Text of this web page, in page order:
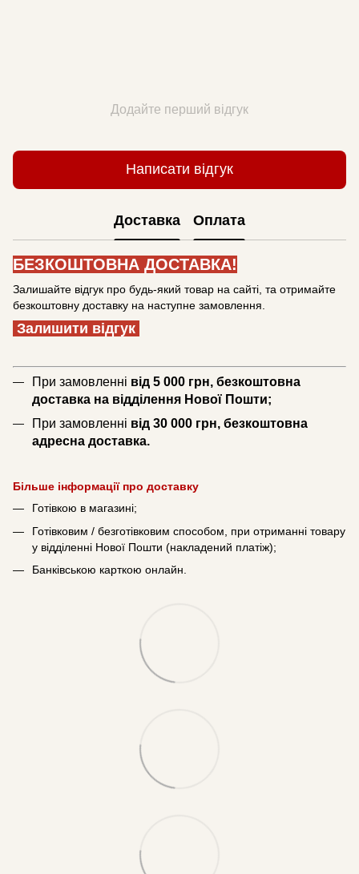
Додайте перший відгук
Написати відгук
Доставка Оплата
БЕЗКОШТОВНА ДОСТАВКА!
Залишайте відгук про будь-який товар на сайті, та отримайте
безкоштовну доставку на наступне замовлення.
Залишити відгук
При замовленні від 5 000 грн, безкоштовна
доставка на відділення Нової Пошти;
При замовленні від 30 000 грн, безкоштовна
адресна доставка.
Більше інформації про доставку
Готівкою в магазині;
Готівковим / безготівковим способом, при отриманні товару
у відділенні Нової Пошти (накладений платіж);
Банківською карткою онлайн.